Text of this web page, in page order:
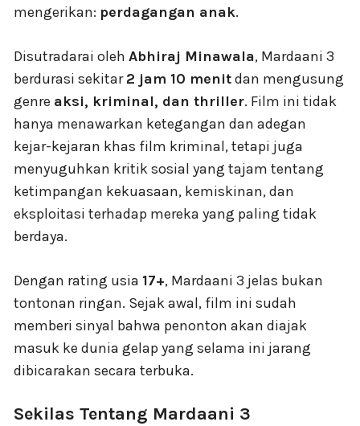
mengerikan: perdagangan anak.
Disutradarai oleh Abhiraj Minawala, Mardaani 3
berdurasi sekitar2 jam 10 menitdan mengusung
genre aksi, kriminal, dan thriller. Film ini tidak
hanya menawarkan ketegangan dan adegan
kejar-kejaran khas film kriminal, tetapi juga
menyuguhkan kritik sosial yang tajam tentang
ketimpangan kekuasaan, kemiskinan, dan
eksploitasi terhadap mereka yang paling tidak
berdaya.
Dengan rating usia 17+, Mardaani 3 jelas bukan
tontonan ringan. Sejak awal, film ini sudah
memberi sinyal bahwa penonton akan diajak
masuk ke dunia gelap yang selama ini jarang
dibicarakan secara terbuka.
Sekilas Tentang Mardaani 3